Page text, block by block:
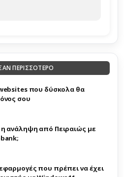
ΠΕΡΙΣΣΟΤΕΡΟ
που δύσκολα θα
σου
ανάληψη από Πειραιώς με
που πρέπει να έχει